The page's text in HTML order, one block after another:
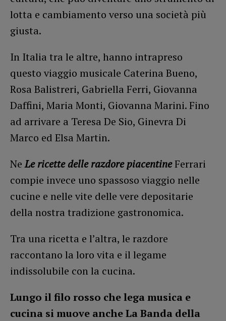
lotta e cambiamento verso una società più
giusta.
In Italia tra le altre, hanno intrapreso
questo viaggio musicale Caterina Bueno,
Rosa Balistreri, Gabriella Ferri, Giovanna
Daffini, Maria Monti, Giovanna Marini. Fino
ad arrivare a Teresa De Sio, Ginevra Di
Marco ed Elsa Martin.
NeLe ricette delle razdore piacentineFerrari
compie invece uno spassoso viaggio nelle
cucine e nelle vite delle vere depositarie
della nostra tradizione gastronomica.
Tra una ricetta e l’altra, le razdore
raccontano la loro vita e il legame
indissolubile con la cucina.
Lungo il filo rosso che lega musica e
cucina si muove anche La Banda della